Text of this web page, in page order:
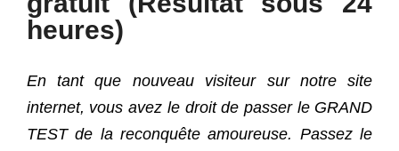
heures)
En tant que nouveau visiteur sur notre site
internet, vous avez le droit de passer le GRAND
TEST de la reconquête amoureuse. Passez le